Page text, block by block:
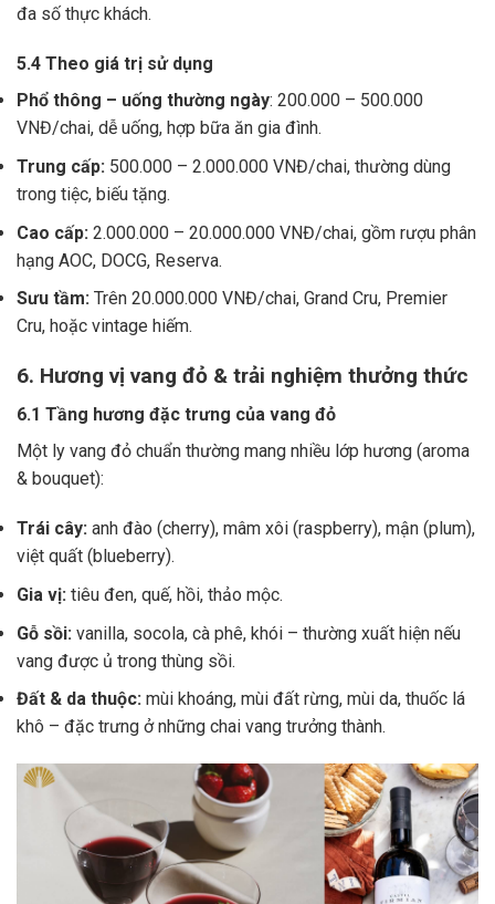
đa số thực khách.
5.4 Theo giá trị sử dụng
Phổ thông – uống thường ngày: 200.000 – 500.000
VNĐ/chai, dễ uống, hợp bữa ăn gia đình.
Trung cấp: 500.000 – 2.000.000 VNĐ/chai, thường dùng
trong tiệc, biếu tặng.
Cao cấp: 2.000.000 – 20.000.000 VNĐ/chai, gồm rượu phân
hạng AOC, DOCG, Reserva.
Sưu tầm: Trên 20.000.000 VNĐ/chai, Grand Cru, Premier
Cru, hoặc vintage hiếm.
6. Hương vị vang đỏ & trải nghiệm thưởng thức
6.1 Tầng hương đặc trưng của vang đỏ
Một ly vang đỏ chuẩn thường mang nhiều lớp hương (aroma
& bouquet):
Trái cây: anh đào (cherry), mâm xôi (raspberry), mận (plum),
việt quất (blueberry).
Gia vị: tiêu đen, quế, hồi, thảo mộc.
Gỗ sồi: vanilla, socola, cà phê, khói – thường xuất hiện nếu
vang được ủ trong thùng sồi.
Đất & da thuộc: mùi khoáng, mùi đất rừng, mùi da, thuốc lá
khô – đặc trưng ở những chai vang trưởng thành.